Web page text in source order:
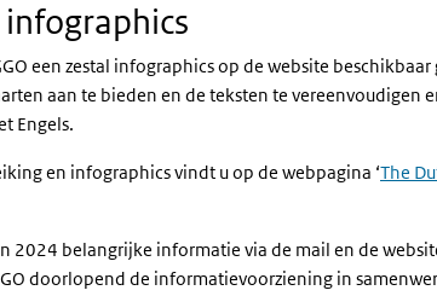
een zestal infographics op de website
aan te bieden en de teksten te vereenvoudigen
Engels.
en infographics vindt u op de webpagina ‘The
2024 belangrijke informatie via de mail en de
doorlopend de informatievoorziening in